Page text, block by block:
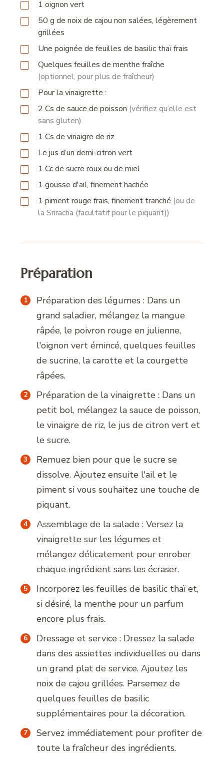
1 oignon vert
50 g de noix de cajou non salées, légèrement
grillées
Une poignée de feuilles de basilic thaï frais
Quelques feuilles de menthe fraîche
(optionnel, pour plus de fraîcheur)
Pour la vinaigrette :
2 Cs de sauce de poisson (vérifiez qu’elle est
sans gluten)
1 Cs de vinaigre de riz
Le jus d’un demi-citron vert
1 Ccde sucre roux ou de miel
1 gousse d'ail, finement hachée
1 piment rouge frais, finement tranché (ou de
la Sriracha (facultatif pour le piquant))
Préparation
Préparation des légumes : Dans un
grand saladier, mélangez la mangue
râpée, le poivron rouge en julienne,
l'oignon vert émincé, quelques feuilles
de sucrine, la carotte et la courgette
râpées.
Préparation de la vinaigrette : Dans un
petit bol, mélangez la sauce de poisson,
le vinaigre de riz, le jus de citron vert et
le sucre.
Remuez bien pour que le sucre se
dissolve. Ajoutez ensuite l'ail et le
piment si vous souhaitez une touche de
piquant.
Assemblage de la salade : Versez la
vinaigrette sur les légumes et
mélangez délicatement pour enrober
chaque ingrédient sans les écraser.
Incorporez les feuilles de basilic thaï et,
si désiré, la menthe pour un parfum
encore plus frais.
Dressage et service : Dressez la salade
dans des assiettes individuelles ou dans
un grand plat de service. Ajoutez les
noix de cajou grillées. Parsemez de
quelques feuilles de basilic
supplémentaires pour la décoration.
Servez immédiatement pour profiter de
toute la fraîcheur des ingrédients.